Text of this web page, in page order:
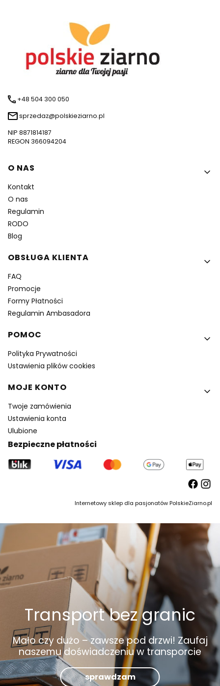
+48 504 300 050
sprzedaz@polskieziarno.pl
NIP 8871814187
REGON 366094204
Linki w stopce
O NAS
Kontakt
O nas
Regulamin
RODO
Blog
OBSŁUGA KLIENTA
FAQ
Promocje
Formy Płatności
Regulamin Ambasadora
POMOC
Polityka Prywatności
Ustawienia plików cookies
MOJE KONTO
Twoje zamówienia
Ustawienia konta
Ulubione
Bezpieczne płatności
Internetowy sklep dla pasjonatów PolskieZiarno.pl
Transport bez granic
Mało czy dużo – zawsze pod drzwi! Zaufaj
naszemu doświadczeniu w transporcie
sprawdzam